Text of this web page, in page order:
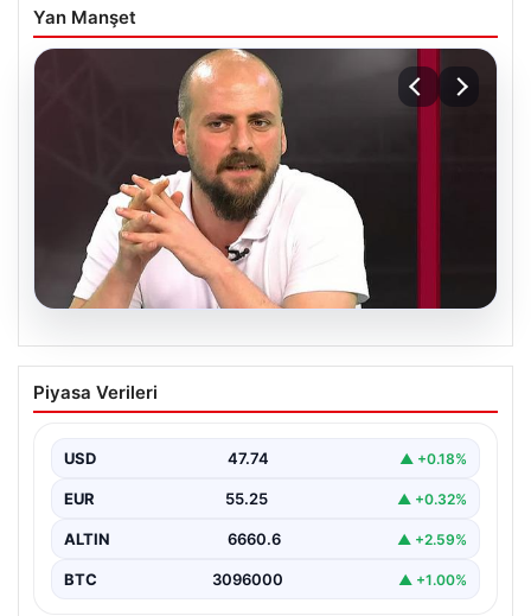
Yan Manşet
06.08.2026
Transfer Krizi Soruşturmaya Dönüştü:
Burhan Can Terzi Hakkında Resmi İşlem
Galatasaray Spor Kulübü, gerçekleştirilen transfer
iddialar nedeniyle…
Piyasa Verileri
USD 47.74 ▲ +0.18%
EUR 55.25 ▲ +0.32%
ALTIN 6660.6 ▲ +2.59%
BTC 3096000 ▲ +1.00%